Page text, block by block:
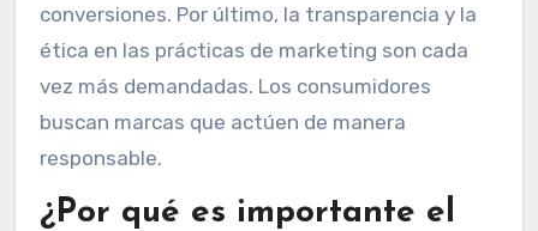
conversiones. Por último, la transparencia y la
ética en las prácticas de marketing son cada
vez más demandadas. Los consumidores
buscan marcas que actúen de manera
responsable.
¿Por qué es importante el